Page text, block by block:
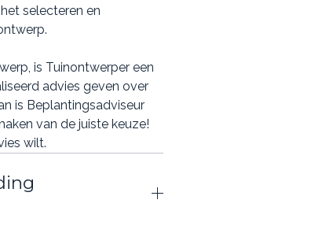
selecteren en
is Tuinontwerper een
advies geven over
is Beplantingsadviseur
van de juiste keuze!
wilt.